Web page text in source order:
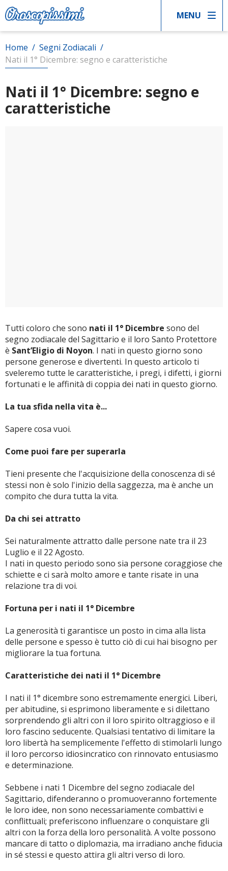
MENU
Home / Segni Zodiacali /
Nati il 1° Dicembre: segno e caratteristiche
Nati il 1° Dicembre: segno e
caratteristiche
Tutti coloro che sono nati il 1° Dicembre sono del
segno zodiacale del Sagittario e il loro Santo Protettore
è Sant’Eligio di Noyon. I nati in questo giorno sono
persone generose e divertenti. In questo articolo ti
sveleremo tutte le caratteristiche, i pregi, i difetti, i giorni
fortunati e le affinità di coppia dei nati in questo giorno.
La tua sfida nella vita è...
Sapere cosa vuoi.
Come puoi fare per superarla
Tieni presente che l'acquisizione della conoscenza di sé
stessi non è solo l'inizio della saggezza, ma è anche un
compito che dura tutta la vita.
Da chi sei attratto
Sei naturalmente attratto dalle persone nate tra il 23
Luglio e il 22 Agosto.
I nati in questo periodo sono sia persone coraggiose che
schiette e ci sarà molto amore e tante risate in una
relazione tra di voi.
Fortuna per i nati il 1° Dicembre
La generosità ti garantisce un posto in cima alla lista
delle persone e spesso è tutto ciò di cui hai bisogno per
migliorare la tua fortuna.
Caratteristiche dei nati il 1° Dicembre
I nati il 1° dicembre sono estremamente energici. Liberi,
per abitudine, si esprimono liberamente e si dilettano
sorprendendo gli altri con il loro spirito oltraggioso e il
loro fascino seducente. Qualsiasi tentativo di limitare la
loro libertà ha semplicemente l'effetto di stimolarli lungo
il loro percorso idiosincratico con rinnovato entusiasmo
e determinazione.
Sebbene i nati 1 Dicembre del segno zodiacale del
Sagittario, difenderanno o promuoveranno fortemente
le loro idee, non sono necessariamente combattivi e
conflittuali; preferiscono influenzare o conquistare gli
altri con la forza della loro personalità. A volte possono
mancare di tatto o diplomazia, ma irradiano anche fiducia
in sé stessi e questo attira gli altri verso di loro.